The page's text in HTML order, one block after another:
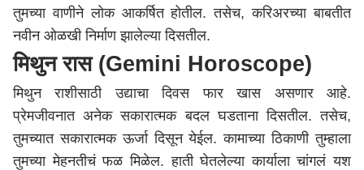
तुमच्या वाणीने लोक आकर्षित होतील. तसेच, करिअरच्या बाबतीत
नवीन ओळखी निर्माण झालेल्या दिसतील.
मिथुन रास (Gemini Horoscope)
मिथुन राशीसाठी उद्याचा दिवस फार खास असणार आहे.
प्रेमजीवनात अनेक सकारात्मक बदल घडताना दिसतील. तसेच,
तुमच्यात सकारात्मक ऊर्जा दिसून येईल. कामाच्या ठिकाणी तुम्हाला
तुमच्या मेहनतीचं फळ मिळेल. हाती घेतलेल्या कार्याला चांगलं यश